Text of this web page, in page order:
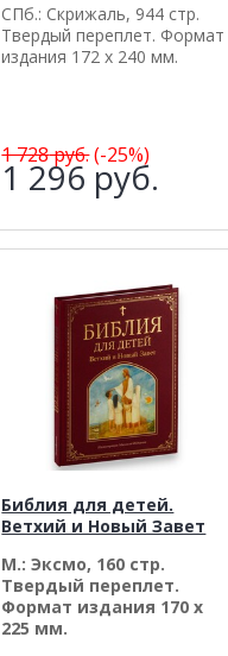
СПб.: Скрижаль, 944 стр.
Твердый переплет. Формат
издания 172 х 240 мм.
1 728руб.(-25%)
1 296руб.
Библия для детей.
Ветхий и Новый Завет
М.: Эксмо, 160 стр.
Твердый переплет.
Формат издания 170 х
225 мм.